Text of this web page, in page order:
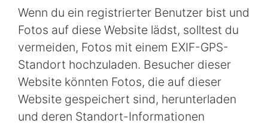
Wenn du ein registrierter Benutzer bist und
Fotos auf diese Website lädst, solltest du
vermeiden, Fotos mit einem EXIF-GPS-
Standort hochzuladen. Besucher dieser
Website könnten Fotos, die auf dieser
Website gespeichert sind, herunterladen
und deren Standort-Informationen